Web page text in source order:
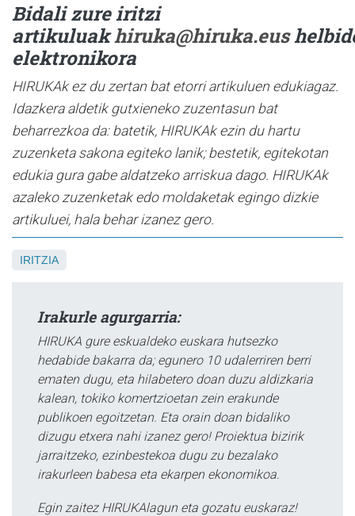
Bidali zure iritzi
artikuluakhiruka@hiruka.eus
elektronikora
HIRUKAk ez du zertan bat etorri artikuluen edukiagaz.
Idazkera aldetik gutxieneko zuzentasun bat
beharrezkoa da: batetik, HIRUKAk ezin du hartu
zuzenketa sakona egiteko lanik; bestetik, egitekotan
edukia gura gabe aldatzeko arriskua dago. HIRUKAk
azaleko zuzenketak edo moldaketak egingo dizkie
artikuluei, hala behar izanez gero.
IRITZIA
Irakurle agurgarria:
HIRUKA gure eskualdeko euskara hutsezko
hedabide bakarra da; egunero 10 udalerriren berri
ematen dugu, eta hilabetero doan duzu aldizkaria
kalean, tokiko komertzioetan zein erakunde
publikoen egoitzetan. Eta orain doan bidaliko
dizugu etxera nahi izanez gero! Proiektua bizirik
jarraitzeko, ezinbestekoa dugu zu bezalako
irakurleen babesa eta ekarpen ekonomikoa.
Egin zaitez HIRUKAlagun eta gozatu euskaraz!